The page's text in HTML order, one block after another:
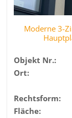
Moderne 3-
Objekt Nr.:
Ort:
Rechtsform:
Fläche: